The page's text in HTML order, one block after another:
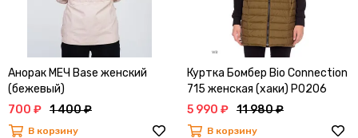
Анорак МЕЧ Base женский
(бежевый)
700 ₽ 1 400 ₽
В корзину
Куртка Бомбер Bio Connection
715 женская (хаки) Р0206
5 990 ₽ 11 980 ₽
В корзину